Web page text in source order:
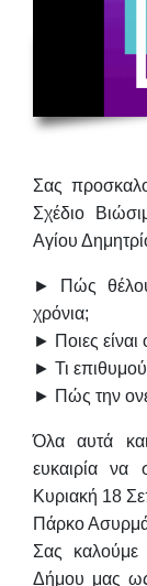
Σας
Σχέδιο
Αγίου
► Πώς
χρόνια;
► Ποιες είναι
► Τι
► Πώς την
Όλα αυτά
ευκαιρία να
Κυριακή 18
Πάρκο
Σας
Δήμου μας ως